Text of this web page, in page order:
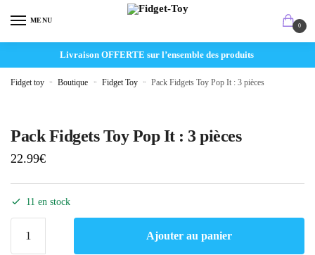
MENU
0
Livraison OFFERTE sur l’ensemble des produits
Fidget toy » Boutique » Fidget Toy » Pack Fidgets Toy Pop It : 3 pièces
Pack Fidgets Toy Pop It : 3 pièces
22.99€
11 en stock
Ajouter au panier